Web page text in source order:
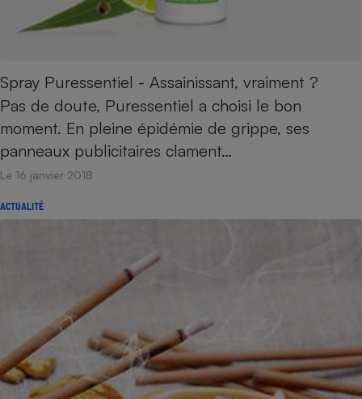
Spray Puressentiel - Assainissant, vraiment ?
Pas de doute, Puressentiel a choisi le bon
moment. En pleine épidémie de grippe, ses
panneaux publicitaires clament…
Le 16 janvier 2018
ACTUALITÉ